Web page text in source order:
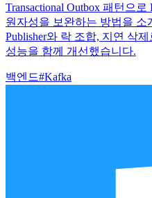
Transactional Outbox 패턴으
원자성을 보완하는 방법을 소
Publisher와 락 조합, 지연 삭
성능을 함께 개선했습니다.
백엔드#Kafka